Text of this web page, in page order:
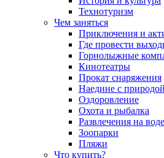
Технотуризм
Чем заняться
Приключения и
Где провести
Горнолыжные
Кинотеатры
Прокат снаряжения
Наедине с природой
Оздоровление
Охота и рыбалка
Развлечения на воде
Зоопарки
Пляжи
Что купить?